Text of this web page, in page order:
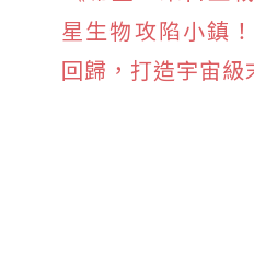
星生物攻陷小鎮
回歸，打造宇宙級